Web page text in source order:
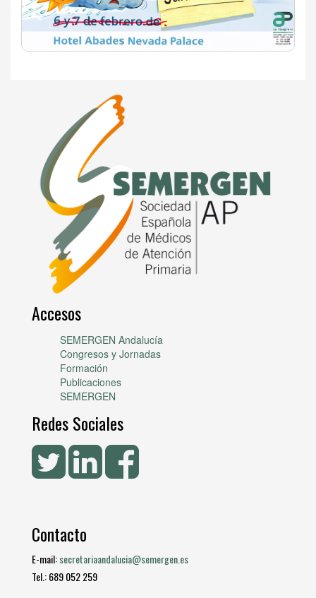
Accesos
SEMERGEN Andalucía
Congresos y Jornadas
Formación
Publicaciones
SEMERGEN
Redes Sociales
Contacto
E-mail:secretariaandalucia@semergen.es
Tel.: 689 052 259